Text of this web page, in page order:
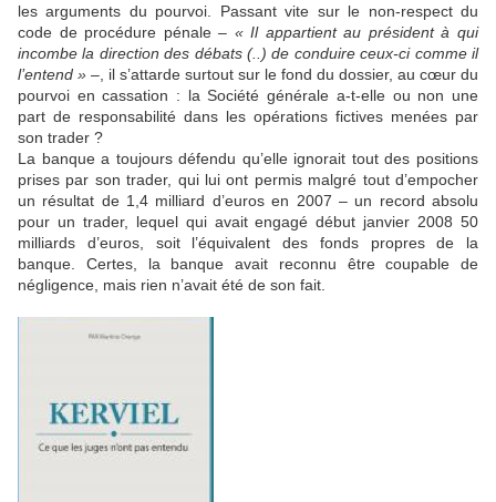
les arguments du pourvoi. Passant vite sur le non-respect du
code de procédure pénale– « Il appartient au président à qui
incombe la direction des débats (..) de conduire ceux-ci comme il
l’entend » – , il s’attarde surtout sur le fond du dossier, au cœur du
pourvoi en cassation : la Société générale a-t-elle ou non une
part de responsabilité dans les opérations fictives menées par
son trader ?
La banque a toujours défendu qu’elle ignorait tout des positions
prises par son trader, qui lui ont permis malgré tout d’empocher
un résultat de 1,4 milliard d’euros en 2007 – un record absolu
pour un trader, lequel qui avait engagé début janvier 2008 50
milliards d’euros, soit l’équivalent des fonds propres de la
banque. Certes, la banque avait reconnu être coupable de
négligence, mais rien n’avait été de son fait.